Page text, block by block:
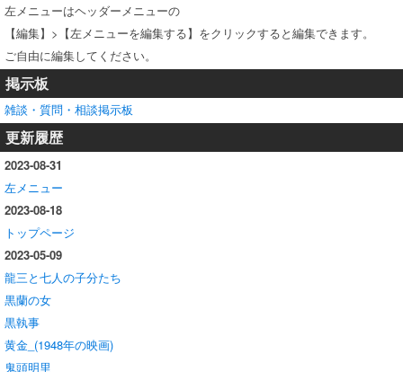
左メニューはヘッダーメニューの
【編集】>【左メニューを編集する】をクリックすると編集できます。
ご自由に編集してください。
掲示板
雑談・質問・相談掲示板
更新履歴
2023-08-31
左メニュー
2023-08-18
トップページ
2023-05-09
龍三と七人の子分たち
黒蘭の女
黒執事
黄金_(1948年の映画)
鬼頭明里